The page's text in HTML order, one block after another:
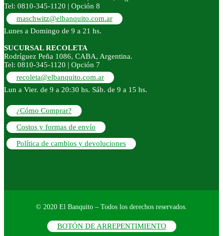
Tel: 0810-345-1120 | Opción 8
maschwitz@elbanquito.com.ar
Lunes a Domingo de 9 a 21 hs.
SUCURSAL RECOLETA
Rodríguez Peña 1086, CABA, Argentina.
Tel: 0810-345-1120 | Opción 7
recoleta@elbanquito.com.ar
Lun a Vier. de 9 a 20:30 hs. Sáb. de 9 a 15 hs.
¿Cómo Comprar?
Costos y formas de envío
Política de cambios y devoluciones
© 2020 El Banquito – Todos los derechos reservados.
BOTÓN DE ARREPENTIMIENTO